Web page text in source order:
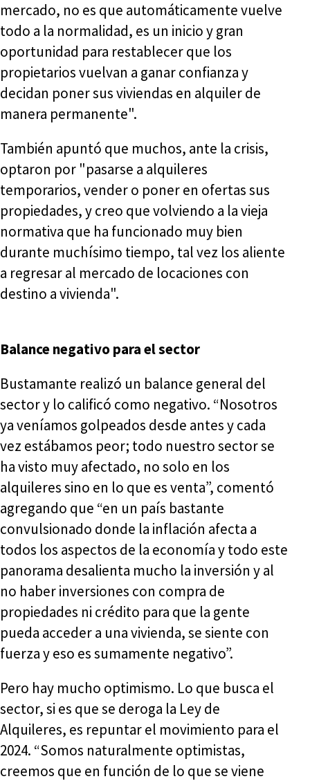
mercado, no es que automáticamente vuelve
todo a la normalidad, es un inicio y gran
oportunidad para restablecer que los
propietarios vuelvan a ganar confianza y
decidan poner sus viviendas en alquiler de
manera permanente".
También apuntó que muchos, ante la crisis,
optaron por "pasarse a alquileres
temporarios, vender o poner en ofertas sus
propiedades, y creo que volviendo a la vieja
normativa que ha funcionado muy bien
durante muchísimo tiempo, tal vez los aliente
a regresar al mercado de locaciones con
destino a vivienda".
Balance negativo para el sector
Bustamante realizó un balance general del
sector y lo calificó como negativo. “Nosotros
ya veníamos golpeados desde antes y cada
vez estábamos peor; todo nuestro sector se
ha visto muy afectado, no solo en los
alquileres sino en lo que es venta”, comentó
agregando que “en un país bastante
convulsionado donde la inflación afecta a
todos los aspectos de la economía y todo este
panorama desalienta mucho la inversión y al
no haber inversiones con compra de
propiedades ni crédito para que la gente
pueda acceder a una vivienda, se siente con
fuerza y eso es sumamente negativo”.
Pero hay mucho optimismo. Lo que busca el
sector, si es que se deroga la Ley de
Alquileres, es repuntar el movimiento para el
2024. “Somos naturalmente optimistas,
creemos que en función de lo que se viene